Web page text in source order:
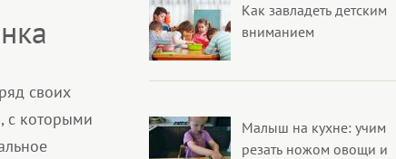
Как завладеть детским
вниманием
Малыш на кухне: учим
резать ножом овощи и
своих
с которыми